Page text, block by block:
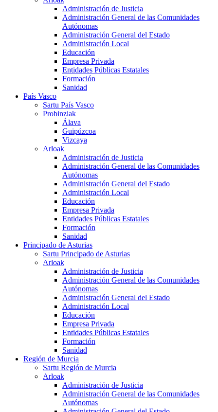
Administración de Justicia
Administración General de las Comunidades
Autónomas
Administración General del Estado
Administración Local
Educación
Empresa Privada
Entidades Públicas Estatales
Formación
Sanidad
País Vasco
Sartu País Vasco
Probinziak
Álava
Guipúzcoa
Vizcaya
Arloak
Administración de Justicia
Administración General de las Comunidades
Autónomas
Administración General del Estado
Administración Local
Educación
Empresa Privada
Entidades Públicas Estatales
Formación
Sanidad
Principado de Asturias
Sartu Principado de Asturias
Arloak
Administración de Justicia
Administración General de las Comunidades
Autónomas
Administración General del Estado
Administración Local
Educación
Empresa Privada
Entidades Públicas Estatales
Formación
Sanidad
Región de Murcia
Sartu Región de Murcia
Arloak
Administración de Justicia
Administración General de las Comunidades
Autónomas